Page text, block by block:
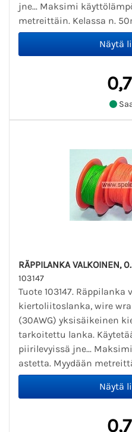
jne... Maksimi
metreittäin. Kelassa n.
RÄPPILANKA VALKOINEN,
103147
Tuote 103147. Räppilanka
kiertoliitoslanka, wire
(30AWG) yksisäikeinen
tarkoitettu lanka.
piirilevyissä jne...
astetta. Myydään